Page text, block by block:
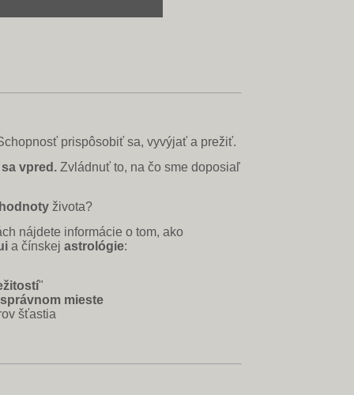
prispôsobiť sa, vyvýjať a prežiť.
vpred. Zvládnuť to, na čo sme doposiaľ
života?
nájdete informácie o tom, ako
a čínskej astrológie:
"
správnom mieste
šťastia